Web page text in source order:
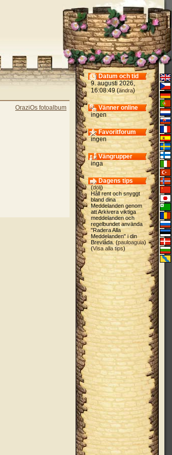
OraziOs fotoalbum
Datum och tid
9. augusti 2026,
16:08:49 (ändra)
Vänner online
ingen
Favoritforum
ingen
Vängrupper
inga
Dagens tips
(dölj)
Håll rent och snyggt
bland dina
Meddelanden genom
att Arkivera viktiga
meddelanden och
regelbundet använda
"Radera Alla
Meddelanden" i din
Brevlåda. (pauloaguia)
(Visa alla tips)